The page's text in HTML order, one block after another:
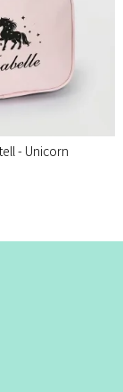
- Unicorn